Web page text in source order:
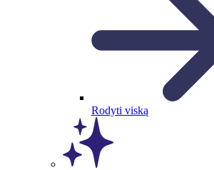
Rodyti viską